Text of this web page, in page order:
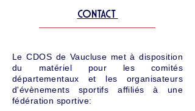
Contact
Le CDOS de Vaucluse met à disposition
du matériel pour les comités
départementaux et les organisateurs
d'évènements sportifs affiliés à une
fédération sportive: